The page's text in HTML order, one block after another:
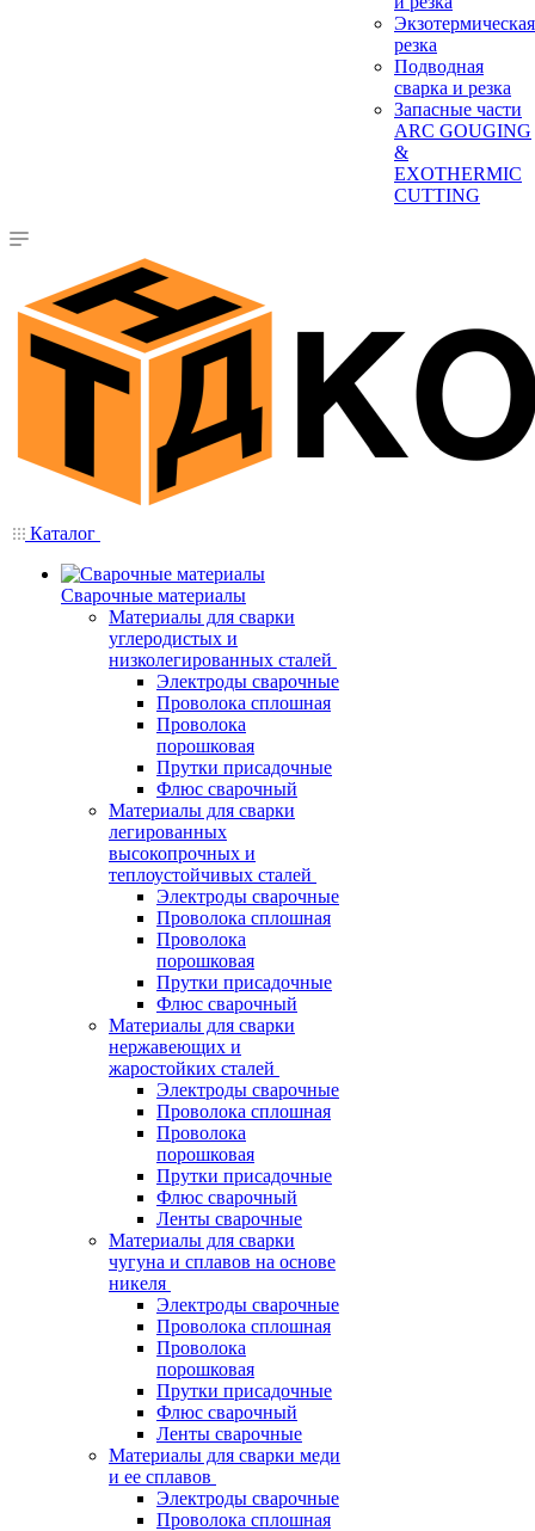
Экзотермическая
резка
Подводная
сварка и резка
Запасные части
ARC GOUGING
&
EXOTHERMIC
CUTTING
Каталог
Сварочные материалы
Материалы для сварки
углеродистых и
низколегированных сталей
Электроды сварочные
Проволока сплошная
Проволока
порошковая
Прутки присадочные
Флюс сварочный
Материалы для сварки
легированных
высокопрочных и
теплоустойчивых сталей
Электроды сварочные
Проволока сплошная
Проволока
порошковая
Прутки присадочные
Флюс сварочный
Материалы для сварки
нержавеющих и
жаростойких сталей
Электроды сварочные
Проволока сплошная
Проволока
порошковая
Прутки присадочные
Флюс сварочный
Ленты сварочные
Материалы для сварки
чугуна и сплавов на основе
никеля
Электроды сварочные
Проволока сплошная
Проволока
порошковая
Прутки присадочные
Флюс сварочный
Ленты сварочные
Материалы для сварки меди
и ее сплавов
Электроды сварочные
Проволока сплошная